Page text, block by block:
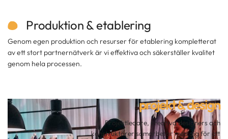
Produktion & etablering
Genom egen produktion och resurser för etablering kompletterat
av ett stort partnernätverk är vi effektiva och säkerställer kvalitet
genom hela processen.
projekt & design
Projektledare, kreativa designers och
konstruktörer samarbetar med dig för att